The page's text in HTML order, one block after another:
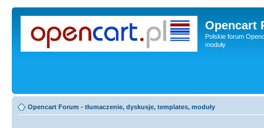
Opencart
Polskie forum
moduły
Opencart Forum - tłumaczenie, dyskusje, templates, moduły